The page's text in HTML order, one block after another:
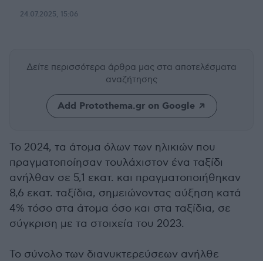
24.07.2025, 15:06
Δείτε περισσότερα άρθρα μας στα αποτελέσματα
αναζήτησης
Add Protothema.gr on Google
Το 2024, τα άτομα όλων των ηλικιών που
πραγματοποίησαν τουλάχιστον ένα ταξίδι
ανήλθαν σε 5,1 εκατ. και πραγματοποιήθηκαν
8,6 εκατ. ταξίδια, σημειώνοντας αύξηση κατά
4% τόσο στα άτομα όσο και στα ταξίδια, σε
σύγκριση με τα στοιχεία του 2023.
Το σύνολο των διανυκτερεύσεων ανήλθε